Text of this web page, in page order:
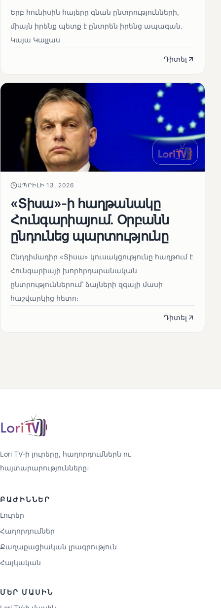
Երբ հունիսին հայերը գնան ընտրությունների,
միայն իրենք պետք է ընտրեն իրենց ապագան.
Կայա Կալլաս
Դիտել
ԱՊՐԻԼԻ 13, 2026
«Տիսա»-ի հաղթանակը
Հունգարիայում․ Օրբանն
ընդունեց պարտությունը
Ընդդիմադիր «Տիսա» կուսակցությունը հաղթում է
Հունգարիայի խորհրդարանական
ընտրություններում՝ ձայների զգալի մասի
հաշվարկից հետո։
Դիտել
Lori TV-ի լուրերը, հաղորդումներն ու
հայտարարությունները։
ԲԱԺԻՆՆԵՐ
Լուրեր
Հաղորդումներ
Քաղաքացիական լրագրություն
Հայկական
ՄԵՐ ՄԱՍԻՆ